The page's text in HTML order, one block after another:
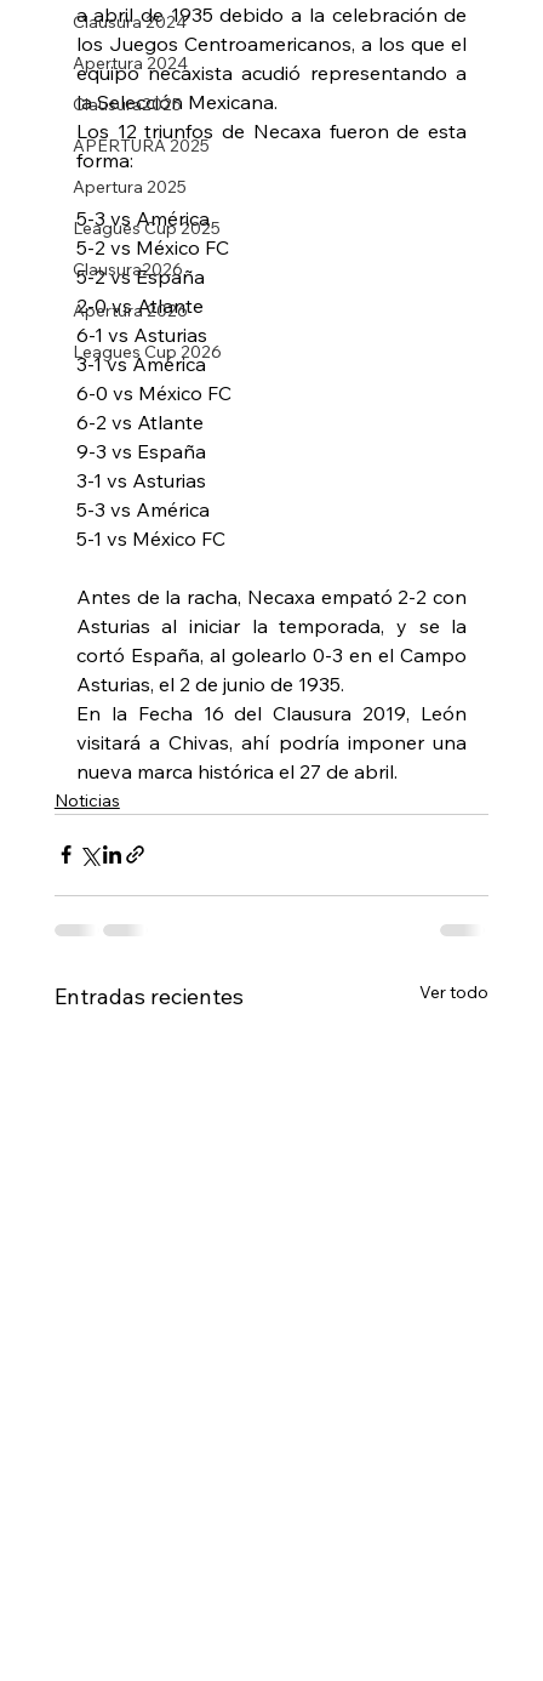
Clausura 2024
Apertura 2024
Clausura2025
APERTURA 2025
Apertura 2025
Leagues Cup 2025
Clausura2026
Apertura 2026
Leagues Cup 2026
a abril de 1935 debido a la celebración de
los Juegos Centroamericanos, a los que el
equipo necaxista acudió representando a
la Selección Mexicana.
Los 12 triunfos de Necaxa fueron de esta
forma:
5-3 vs América
5-2 vs México FC
5-2 vs España
2-0 vs Atlante
6-1 vs Asturias
3-1 vs América
6-0 vs México FC
6-2 vs Atlante
9-3 vs España
3-1 vs Asturias
5-3 vs América
5-1 vs México FC
Antes de la racha, Necaxa empató 2-2 con
Asturias al iniciar la temporada, y se la
cortó España, al golearlo 0-3 en el Campo
Asturias, el 2 de junio de 1935.
En la Fecha 16 del Clausura 2019, León
visitará a Chivas, ahí podría imponer una
nueva marca histórica el 27 de abril.
Noticias
Entradas recientes Ver todo